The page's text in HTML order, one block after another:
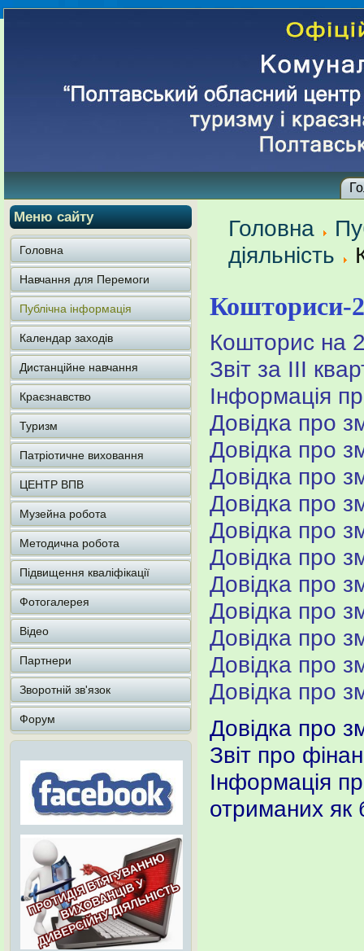
Меню сайту
Головна
Навчання для Перемоги
Публічна інформація
Календар заходів
Дистанційне навчання
Краєзнавство
Туризм
Патріотичне виховання
ЦЕНТР ВПВ
Музейна робота
Методична робота
Підвищення кваліфікації
Фотогалерея
Відео
Партнери
Зворотній зв'язок
Форум
Головна
діяльність
Кошториси-
Кошторис на
Звіт за ІІІ
Інформація
Довідка про
Довідка про
Довідка про
Довідка про
Довідка про
Довідка про
Довідка про
Довідка про
Довідка про
Довідка про
Довідка про
Довідка про
Звіт про
Інформація
отриманих як